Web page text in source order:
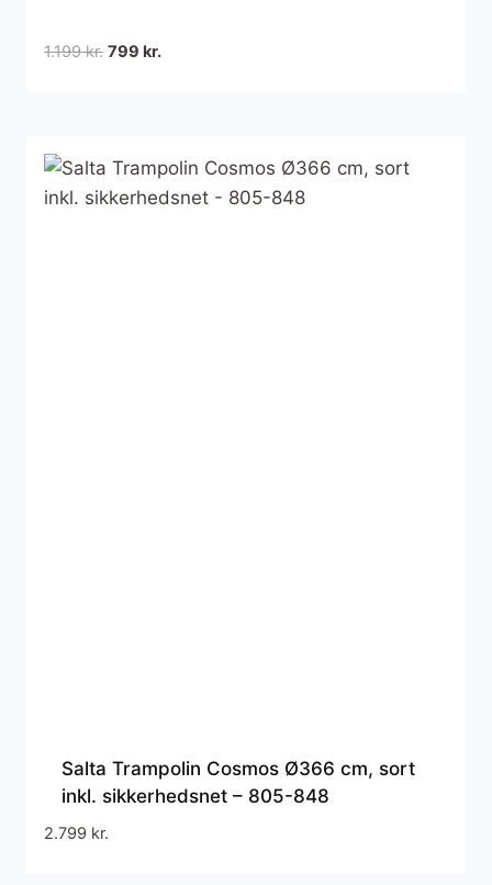
1.199kr. Den
799 kr.Den
Salta Trampolin Cosmos Ø366 cm, sort
inkl. sikkerhedsnet – 805-848
2.799 kr.